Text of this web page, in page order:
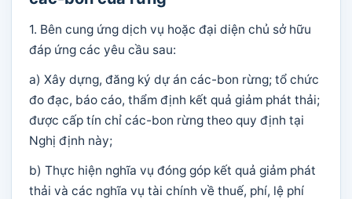
1. Bên cung ứng dịch vụ hoặc đại diện chủ sở hữu
đáp ứng các yêu cầu sau:
a) Xây dựng, đăng ký dự án các-bon rừng; tổ chức
đo đạc, báo cáo, thẩm định kết quả giảm phát thải;
được cấp tín chỉ các-bon rừng theo quy định tại
Nghị định này;
b) Thực hiện nghĩa vụ đóng góp kết quả giảm phát
thải và các nghĩa vụ tài chính về thuế, phí, lệ phí